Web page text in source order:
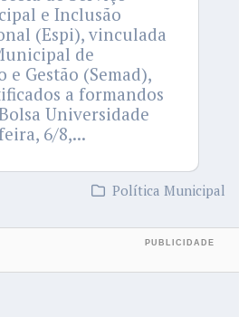
e Inclusão
(Espi), vinculada
de
Gestão (Semad),
a formandos
Universidade
6/8,...
Política Municipal